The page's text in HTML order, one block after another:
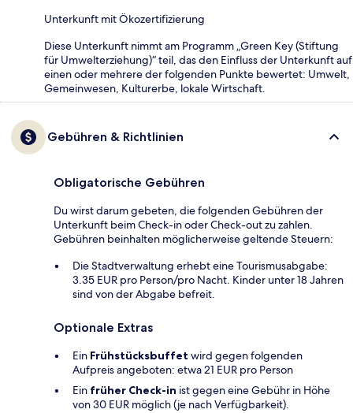
Unterkunft mit Ökozertifizierung
Diese Unterkunft nimmt am Programm „Green Key (Stiftung
für Umwelterziehung)“ teil, das den Einfluss der Unterkunft auf
einen oder mehrere der folgenden Punkte bewertet: Umwelt,
Gemeinwesen, Kulturerbe, lokale Wirtschaft.
Gebühren & Richtlinien
Obligatorische Gebühren
Du wirst darum gebeten, die folgenden Gebühren der
Unterkunft beim Check-in oder Check-out zu zahlen.
Gebühren beinhalten möglicherweise geltende Steuern:
Die Stadtverwaltung erhebt eine Tourismusabgabe:
3.35 EUR pro Person/pro Nacht. Kinder unter 18 Jahren
sind von der Abgabe befreit.
Optionale Extras
Ein Frühstücksbuffet wird gegen folgenden
Aufpreis angeboten: etwa 21 EUR pro Person
Ein früher Check-in ist gegen eine Gebühr in Höhe
von 30 EUR möglich (je nach Verfügbarkeit).